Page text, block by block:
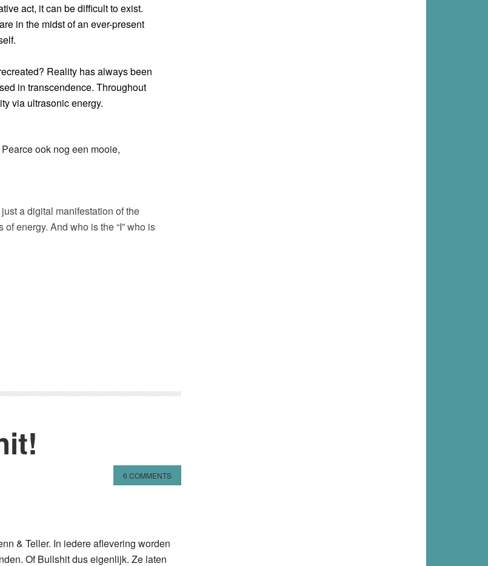
act, it can be difficult to exist.
in the midst of an ever-present
Reality has always been
in transcendence. Throughout
via ultrasonic energy.
ook nog een mooie,
a digital manifestation of the
energy. And who is the “I” who is
6 COMMENTS
& Teller. In iedere aflevering worden
Of Bullshit dus eigenlijk. Ze laten